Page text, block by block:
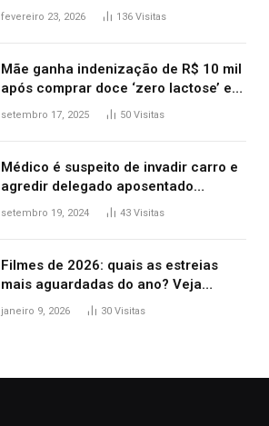
confronto dentro de caminhonete
fevereiro 23, 2026 136 Visitas
Mãe ganha indenização de R$ 10 mil
após comprar doce ‘zero lactose’ e
filha ter reação alérgica grave
setembro 17, 2025 50 Visitas
Médico é suspeito de invadir carro e
agredir delegado aposentado
durante confusão no trânsito
setembro 19, 2024 43 Visitas
Filmes de 2026: quais as estreias
mais aguardadas do ano? Veja
principais lançamentos do cinema
janeiro 9, 2026 30 Visitas